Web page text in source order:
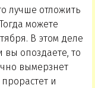
лучше отложить
можете
В этом деле
вы опоздаете, то
вымерзнет
и